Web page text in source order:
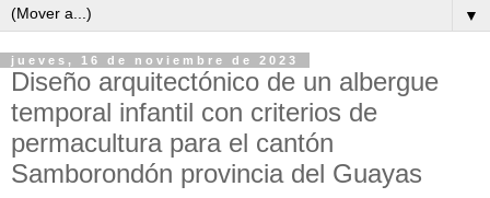
▼
jueves, 16 de noviembre de 2023
Diseño arquitectónico de un albergue
temporal infantil con criterios de
permacultura para el cantón
Samborondón provincia del Guayas